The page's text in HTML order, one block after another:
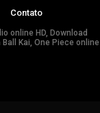
Contato
online HD, Download
Kai, One Piece online